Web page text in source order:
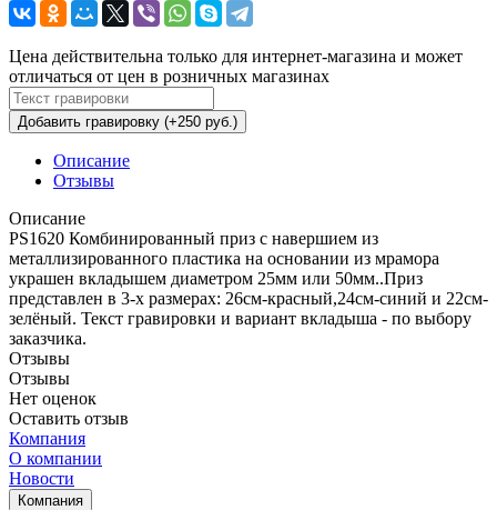
Цена действительна только для интернет-магазина и может
отличаться от цен в розничных магазинах
Добавить гравировку (+250 руб.)
Описание
Отзывы
Описание
PS1620 Комбинированный приз с навершием из
металлизированного пластика на основании из мрамора
украшен вкладышем диаметром 25мм или 50мм..Приз
представлен в 3-х размерах: 26см-красный,24см-синий и 22см-
зелёный. Текст гравировки и вариант вкладыша - по выбору
заказчика.
Отзывы
Отзывы
Нет оценок
Оставить отзыв
Компания
О компании
Новости
Компания